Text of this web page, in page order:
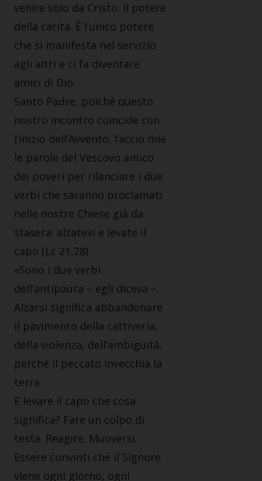
venire solo da Cristo: il potere
della carità. È l’unico potere
che si manifesta nel servizio
agli altri e ci fa diventare
amici di Dio.
Santo Padre, poiché questo
nostro incontro coincide con
l’inizio dell’Avvento, faccio mie
le parole del Vescovo amico
dei poveri per rilanciare i due
verbi che saranno proclamati
nelle nostre Chiese già da
stasera: alzatevi e levate il
capo (Lc 21,28).
«Sono i due verbi
dell’antipaura – egli diceva –.
Alzarsi significa abbandonare
il pavimento della cattiveria,
della violenza, dell’ambiguità,
perché il peccato invecchia la
terra.
E levare il capo che cosa
significa? Fare un colpo di
testa. Reagire. Muoversi.
Essere convinti che il Signore
viene ogni giorno, ogni